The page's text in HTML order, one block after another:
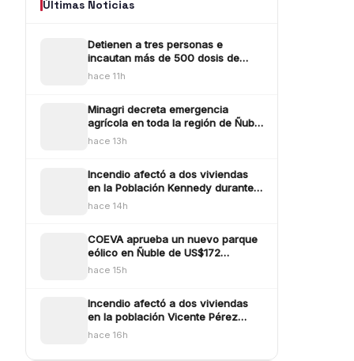
Últimas Noticias
Detienen a tres personas e
incautan más de 500 dosis de
droga en operativo por
hace 11h
Minagri decreta emergencia
agrícola en toda la región de Ñuble
tras efectos provocados por los
hace 13h
Incendio afectó a dos viviendas
en la Población Kennedy durante
este jueves
hace 14h
COEVA aprueba un nuevo parque
eólico en Ñuble de US$172
millones emplazado en Ñiquén y
hace 15h
Incendio afectó a dos viviendas
en la población Vicente Pérez
Rosales de Chillán
hace 16h